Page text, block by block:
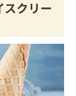
クリー